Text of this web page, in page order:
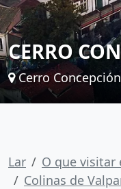
CERRO
Cerro
Lar
O que visitar
Colinas de